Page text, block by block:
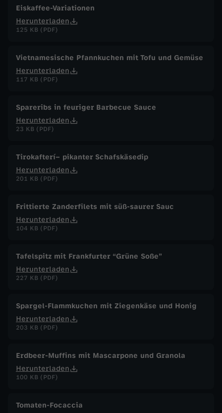
Eiskaffee-Variationen
Herunterladen
125 KB (PDF)
Vietnamesische Pfannkuchen mit Tofu und Gemüse
Herunterladen
117 KB (PDF)
Spareribs in feuriger Barbecue Sauce
Herunterladen
23 KB (PDF)
Tirokafterí– pikanter Schafskäsedip
Herunterladen
201 KB (PDF)
Frittierte Zanderfilets mit süß-saurer Sauc
Herunterladen
104 KB (PDF)
Tafelspitz mit Frankfurter “Grüne Soße”
Herunterladen
227 KB (PDF)
Spargel-Flammkuchen mit Ziegenkäse und Honig
Herunterladen
203 KB (PDF)
Erdbeer-Muffins mit Mascarpone und Granola
Herunterladen
100 KB (PDF)
Tomaten-Focaccia